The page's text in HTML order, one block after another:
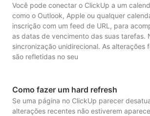
Você pode conectar o ClickUp a um
como o Outlook, Apple ou qualquer
inscrição com um feed de URL, para
as datas de vencimento das suas tarefas.
sincronização unidirecional. As alterações
são refletidas no seu
Como fazer um hard refresh
Se uma página no ClickUp parecer
alterações recentes não estiverem